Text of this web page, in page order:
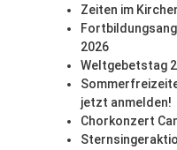
Zeiten im
2026
Weltgebetstag
jetzt anmelden!
Chorkonzert